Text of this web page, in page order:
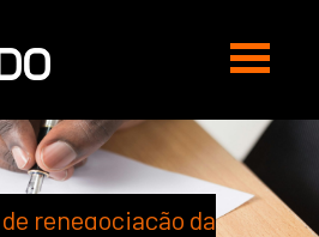
Abrir
renegociação da